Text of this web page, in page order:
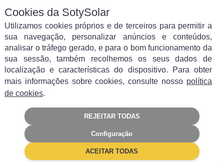
Filtrar por categoria
Autoconsumo
Painéis Solares Poupança
Subsídios Empresas
Cookies da SotySolar
Utilizamos cookies próprios e de terceiros para permitir a
sua navegação, personalizar anúncios e conteúdos,
analisar o tráfego gerado, e para o bom funcionamento da
sua sessão, também recolhemos os seus dados de
localização e características do dispositivo. Para obter
mais informações sobre cookies, consulte nosso política
de cookies.
REJEITAR TODAS
Configuração
ACEITAR TODAS